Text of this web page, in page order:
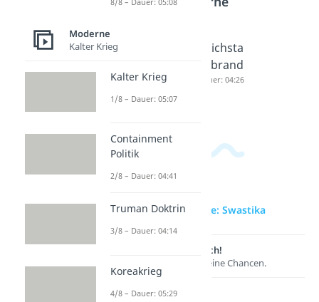
Hitlerput
Dauer: 04:22 Hitlers
Dauer: 05:29
Reichsta
gsbrand
Dauer: 04:26
zur Videoseite: Swastika
Lernen lohnt sich!
Entdecke hier deine Chancen.
Moderne
Kalter Krieg
Kalter Krieg
1/8 – Dauer: 05:07
Containment
Politik
2/8 – Dauer: 04:41
Truman Doktrin
3/8 – Dauer: 04:14
Koreakrieg
4/8 – Dauer: 05:29